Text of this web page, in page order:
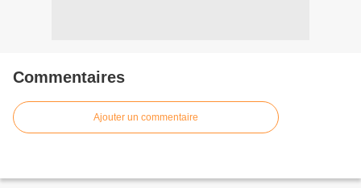
Commentaires
Ajouter un commentaire